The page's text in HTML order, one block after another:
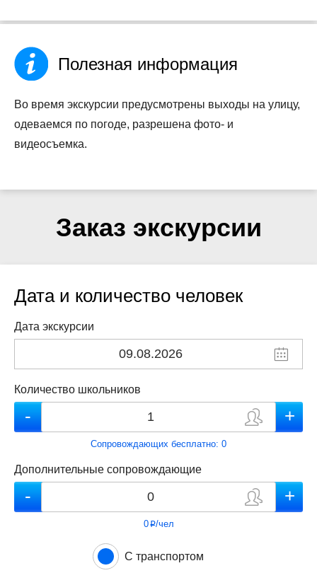
Полезная информация
Во время экскурсии предусмотрены выходы на улицу,
одеваемся по погоде, разрешена фото- и
видеосъемка.
Заказ экскурсии
Дата и количество человек
Дата экскурсии
Количество школьников
Сопровождающих бесплатно: 0
Дополнительные сопровождающие
0p/чел
С транспортом